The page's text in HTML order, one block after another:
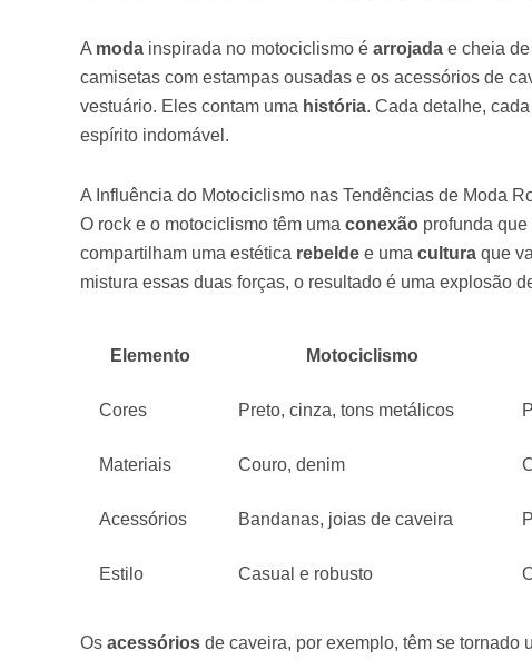
A moda inspirada no motociclismo é arrojada e cheia
camisetas com estampas ousadas e os acessórios de
vestuário. Eles contam uma história. Cada detalhe,
espírito indomável.
A Influência do Motociclismo nas Tendências de Moda
O rock e o motociclismo têm uma conexão profunda
compartilham uma estética rebelde e uma cultura que
mistura essas duas forças, o resultado é uma explosão
Elemento Motociclismo
Cores Preto, cinza, tons metálicos
Materiais Couro, denim
Acessórios Bandanas, joias de caveira
Estilo Casual e robusto
Os acessórios de caveira, por exemplo, têm se tornado